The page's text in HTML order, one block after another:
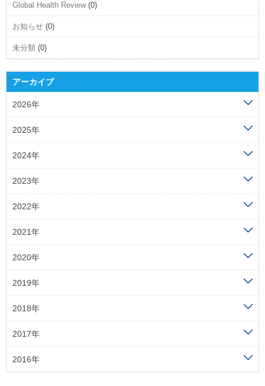
Global Health Review(0)
お知らせ (0)
未分類 (0)
アーカイブ
2026年
2025年
2024年
2023年
2022年
2021年
2020年
2019年
2018年
2017年
2016年